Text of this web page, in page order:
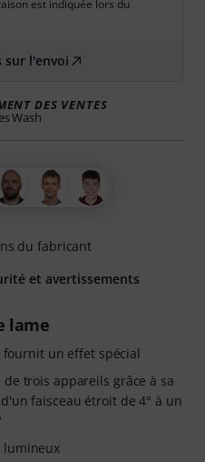
lame
un effet spécial
trois appareils grâce à sa
faisceau étroit de 4° à un
lumineux
est indiquée lors du
sur l'envoi
DES VENTES
Wash
du fabricant
et avertissements